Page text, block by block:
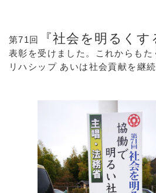
第71回 『社会を明るく
表彰を受けました。これからもた
リハシップ あいは社会貢献を継